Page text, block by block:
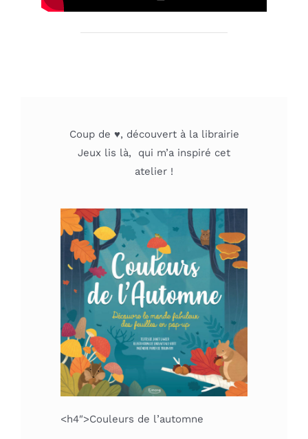
Coup de ♥, découvert à la librairie
Jeux lis là, qui m’a inspiré cet
atelier !
<h4″>Couleurs de l’automne